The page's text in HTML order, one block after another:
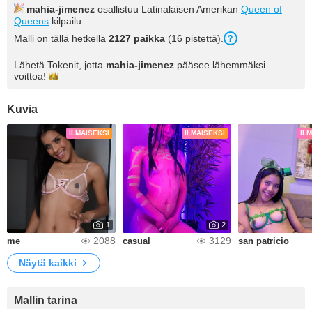
mahia-jimenez osallistuu Latinalaisen Amerikan Queen of
Queens kilpailu.
Malli on tällä hetkellä 2127 paikka (16 pistettä).
Lähetä Tokenit, jotta mahia-jimenez pääsee lähemmäksi
voittoa!
Kuvia
ILMAISEKSI
1
me 2088
ILMAISEKSI
2
casual 3129 san patricio
Näytä kaikki
Mallin tarina